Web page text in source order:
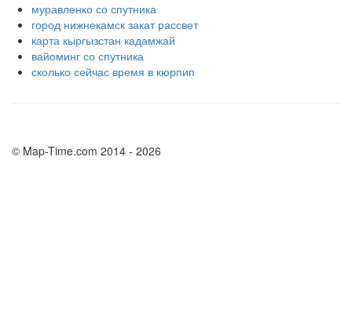
муравленко со спутника
город нижнекамск закат рассвет
карта кыргызстан кадамжай
вайоминг со спутника
сколько сейчас время в кюрпип
© Map-Time.com 2014 - 2026